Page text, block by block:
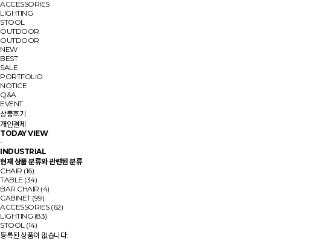
ACCESSORIES
LIGHTING
STOOL
OUTDOOR
OUTDOOR
NEW
BEST
SALE
PORTFOLIO
NOTICE
Q&A
EVENT
상품후기
개인결제
TODAY VIEW
-
INDUSTRIAL
현재 상품 분류와 관련된 분류
CHAIR (16)
TABLE (34)
BAR CHAIR (4)
CABINET (99)
ACCESSORIES (62)
LIGHTING (83)
STOOL (14)
등록된 상품이 없습니다.